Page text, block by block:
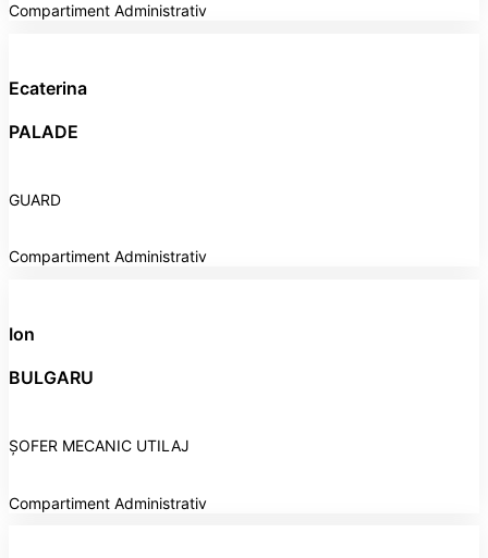
Compartiment Administrativ
Ecaterina
PALADE
GUARD
Compartiment Administrativ
Ion
BULGARU
ȘOFER MECANIC UTILAJ
Compartiment Administrativ